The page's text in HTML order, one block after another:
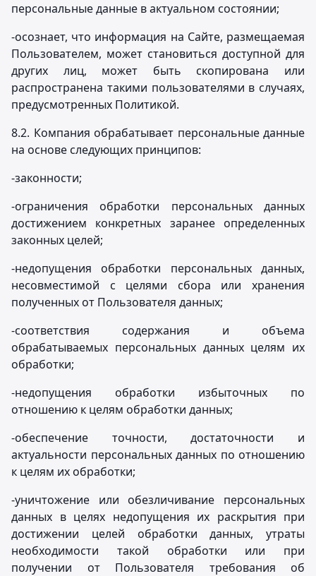
персональные данные в актуальном состоянии;
-осознает, что информация на Сайте, размещаемая
Пользователем, может становиться доступной для
других лиц, может быть скопирована или
распространена такими пользователями в случаях,
предусмотренных Политикой.
8.2. Компания обрабатывает персональные данные
на основе следующих принципов:
-законности;
-ограничения обработки персональных данных
достижением конкретных заранее определенных
законных целей;
-недопущения обработки персональных данных,
несовместимой с целями сбора или хранения
полученных от Пользователя данных;
-соответствия содержания и объема
обрабатываемых персональных данных целям их
обработки;
-недопущения обработки избыточных по
отношению к целям обработки данных;
-обеспечение точности, достаточности и
актуальности персональных данных по отношению
к целям их обработки;
-уничтожение или обезличивание персональных
данных в целях недопущения их раскрытия при
достижении целей обработки данных, утраты
необходимости такой обработки или при
получении от Пользователя требования об